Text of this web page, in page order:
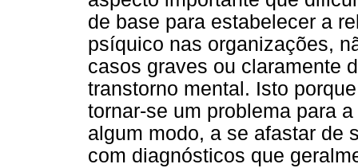
de base para estabelecer a
psíquico nas organizações,
casos graves ou claramente
transtorno mental. Isto
tornar-se um problema para
algum modo, a se afastar de
com diagnósticos que